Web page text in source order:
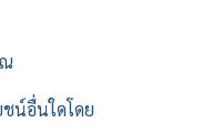
น์อื่นใดโดย